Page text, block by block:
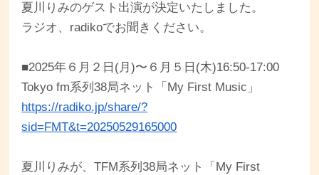
夏川りみのゲスト出演が決定いたしました。
ラジオ、radikoでお聞きください。
■2025年６月２日(月)〜６月５日(木)16:50-17:00
Tokyo fm系列38局ネット「My First Music」
https://radiko.jp/share/?
sid=FMT&t=20250529165000
夏川りみが、TFM系列38局ネット「My First